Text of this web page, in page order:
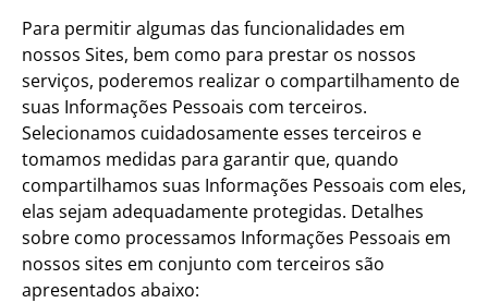
Para permitir algumas das funcionalidades em
nossos Sites, bem como para prestar os nossos
serviços, poderemos realizar o compartilhamento de
suas Informações Pessoais com terceiros.
Selecionamos cuidadosamente esses terceiros e
tomamos medidas para garantir que, quando
compartilhamos suas Informações Pessoais com eles,
elas sejam adequadamente protegidas. Detalhes
sobre como processamos Informações Pessoais em
nossos sites em conjunto com terceiros são
apresentados abaixo: